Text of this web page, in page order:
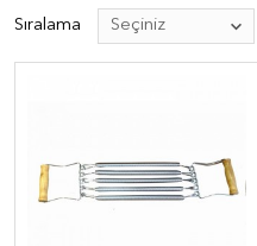
Sıralama